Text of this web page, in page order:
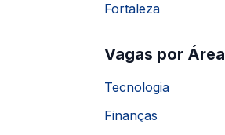
Fortaleza
Vagas por Área
Tecnologia
Finanças